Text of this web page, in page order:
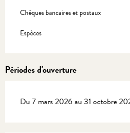
Chèques bancaires et postaux
Espèces
Périodes d'ouverture
Du 7 mars 2026 au 31 octobre